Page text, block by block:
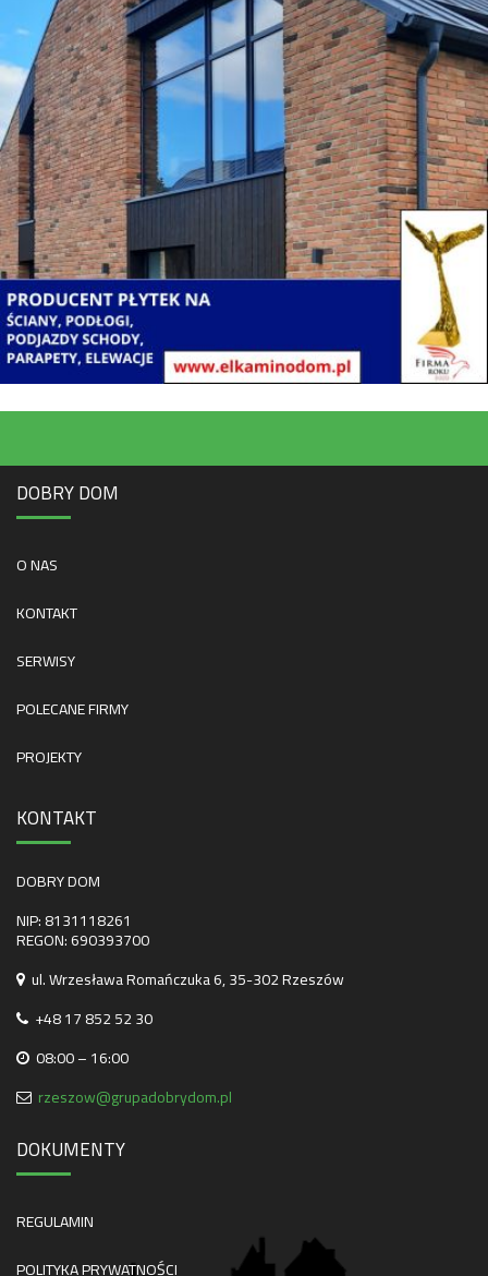
DOBRY DOM
O NAS
KONTAKT
SERWISY
POLECANE FIRMY
PROJEKTY
KONTAKT
DOBRY DOM
NIP: 8131118261
REGON: 690393700
ul. Wrzesława Romańczuka 6, 35-302 Rzeszów
+48 17 852 52 30
08:00 – 16:00
rzeszow@grupadobrydom.pl
DOKUMENTY
REGULAMIN
POLITYKA PRYWATNOŚCI